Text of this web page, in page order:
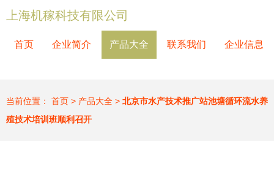
上海机稼科技有限公司
首页 企业简介 产品大全 联系我们 企业信息
当前位置： 首页 > 产品大全 > 北京市水产技术推广站池塘循环流水养
殖技术培训班顺利召开